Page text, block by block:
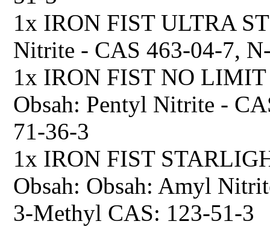
1x IRON FIST ULTRA
Nitrite - CAS 463-04-7,
1x IRON FIST NO
Obsah: Pentyl Nitrite -
71-36-3
1x IRON FIST
Obsah: Obsah: Amyl
3-Methyl CAS: 123-51-3